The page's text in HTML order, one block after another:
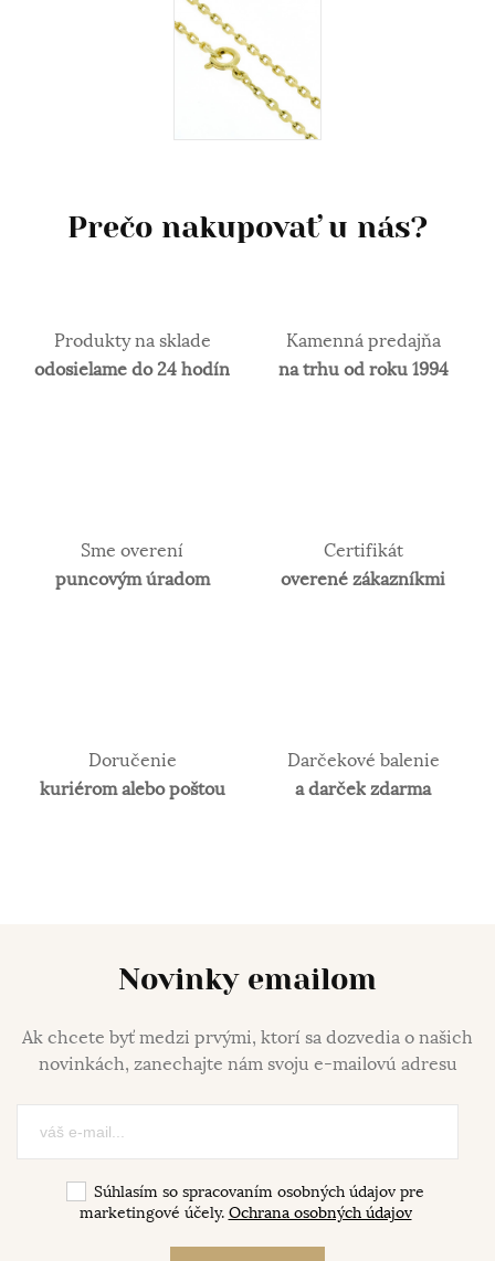
biele zlato. Obsah zlata v klenotníckych zliatinách
alebo rýdzosť sa vyjadruje v karátoch. 14 karátové
zlato je najpoužívanejšie z hľadiska trvácnosti
Prečo nakupovať u nás?
Produkty na sklade
odosielame do 24 hodín
Kamenná predajňa
na trhu od roku 1994
Sme overení
puncovým úradom
Certifikát
overené zákazníkmi
Doručenie
kuriérom alebo poštou
Darčekové balenie
a darček zdarma
Novinky emailom
Ak chcete byť medzi prvými, ktorí sa dozvedia o našich
novinkách, zanechajte nám svoju e-mailovú adresu
Súhlasím so spracovaním osobných údajov pre
marketingové účely. Ochrana osobných údajov